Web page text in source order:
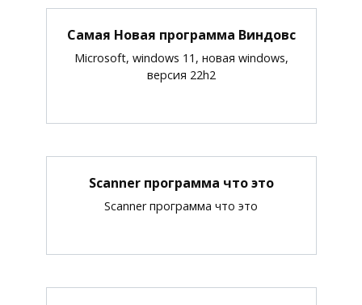
Самая Новая программа Виндовс
Microsoft, windows 11, новая windows,
версия 22h2
Scanner программа что это
Scanner программа что это